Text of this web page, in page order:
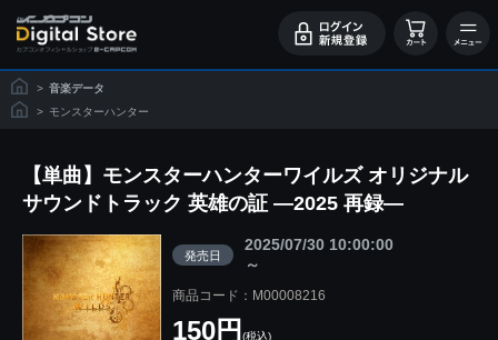
> 音楽データ
> モンスターハンター
【単曲】モンスターハンターワイルズ オリジナル
サウンドトラック 英雄の証 ―2025 再録―
発売日
2025/07/30 10:00:00
～
商品コード：M00008216
150円 (税込)